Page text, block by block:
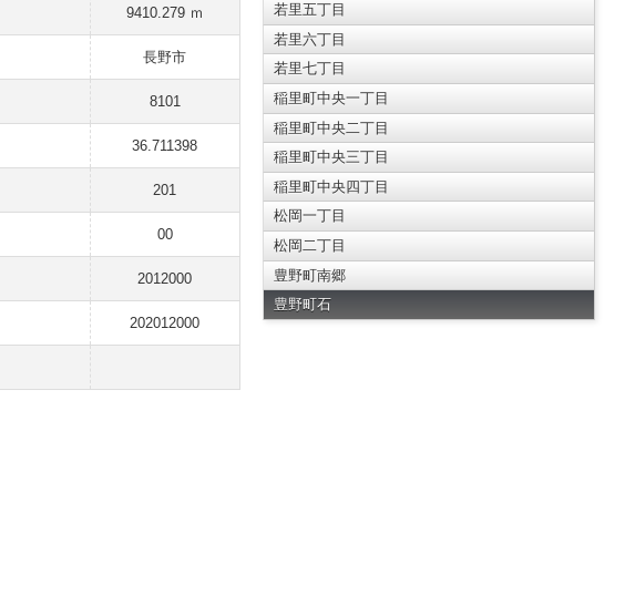
9410.279 ｍ
長野市
8101
36.711398
201
00
2012000
202012000
若里五丁目
若里六丁目
若里七丁目
稲里町中央一丁目
稲里町中央二丁目
稲里町中央三丁目
稲里町中央四丁目
松岡一丁目
松岡二丁目
豊野町南郷
豊野町石